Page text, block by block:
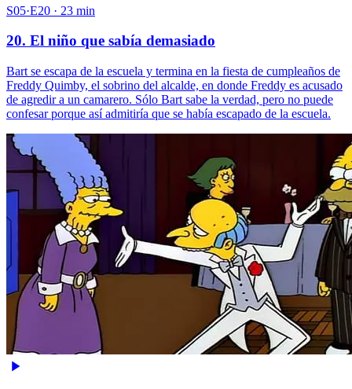
S05·E20 · 23 min
20. El niño que sabía demasiado
Bart se escapa de la escuela y termina en la fiesta de cumpleaños de
Freddy Quimby, el sobrino del alcalde, en donde Freddy es acusado
de agredir a un camarero. Sólo Bart sabe la verdad, pero no puede
confesar porque así admitiría que se había escapado de la escuela.